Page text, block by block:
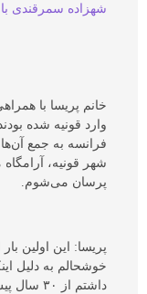
شهزاده سمرقندی
خانم پریسا با
وارد قونیه شده
فرانسه به جمع
شهر قونیه،
پرسان می‌شوم.
پریسا: این اولین
خوشحالم به دلیل
داشتم